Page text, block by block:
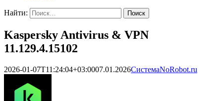
Найти:
Kaspersky Antivirus & VPN
11.129.4.15102
2026-01-07T11:24:04+03:0007.01.2026СистемаNoRobot.ru